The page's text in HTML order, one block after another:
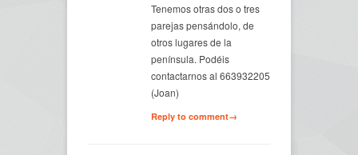
Tenemos otras dos o tres
parejas pensándolo, de
otros lugares de la
península. Podéis
contactarnos al 663932205
(Joan)
Reply to comment→